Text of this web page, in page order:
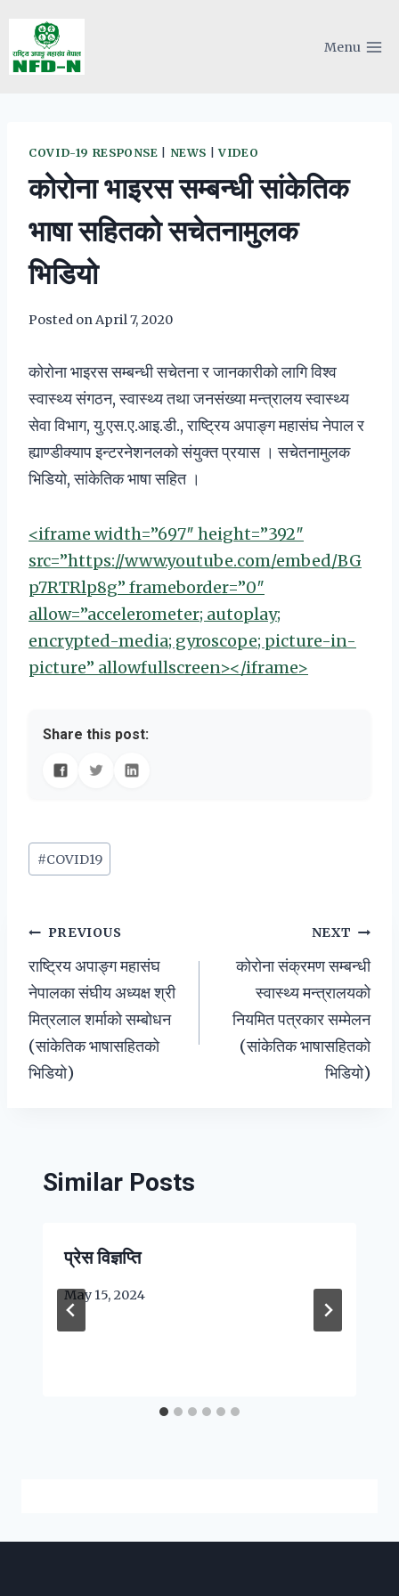
content
Menu
COVID-19 RESPONSE NEWS |VIDEO
कोरोना भाइरस सम्बन्धी सांकेतिक
भाषा सहितको सचेतनामुलक
भिडियो
Posted onApril 7, 2020
कोरोना भाइरस सम्बन्धी सचेतना र जानकारीको लागि विश्व
स्वास्थ्य संगठन, स्वास्थ्य तथा जनसंख्या मन्त्रालय स्वास्थ्य
सेवा विभाग, यु.एस.ए.आइ.डी., राष्ट्रिय अपाङ्ग महासंघ नेपाल र
ह्याण्डीक्याप इन्टरनेशनलको संयुक्त प्रयास । सचेतनामुलक
भिडियो, सांकेतिक भाषा सहित ।
<iframe width=”697″ height=”392″
src=”https://www.youtube.com/embed/BG
p7RTRlp8g” frameborder=”0″
allow=”accelerometer; autoplay;
encrypted-media; gyroscope; picture-in-
picture” allowfullscreen></iframe>
Share this post:
Post
Tags:
#COVID19
Post
navigation
PREVIOUS
राष्ट्रिय अपाङ्ग महासंघ
नेपालका संघीय अध्यक्ष श्री
मित्रलाल शर्माको सम्बोधन
(सांकेतिक भाषासहितको
भिडियो)
NEXT
कोरोना संक्रमण सम्बन्धी
स्वास्थ्य मन्त्रालयको
नियमित पत्रकार सम्मेलन
(सांकेतिक भाषासहितको
भिडियो)
Similar Posts
प्रेस विज्ञप्ति
May 15, 2024